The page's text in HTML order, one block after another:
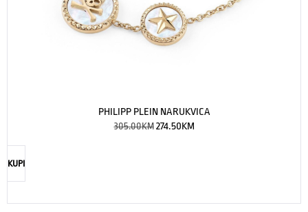
PHILIPP PLEIN NARUKVICA
305.00KM 274.50KM
KUPI